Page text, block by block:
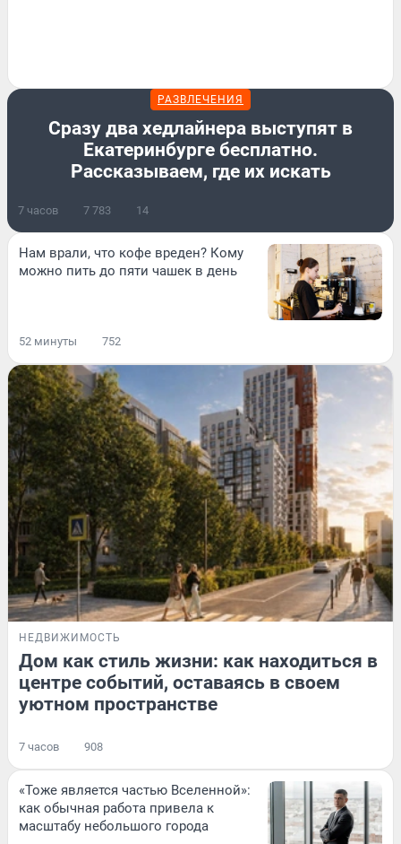
РАЗВЛЕЧЕНИЯ
Сразу два хедлайнера выступят в
Екатеринбурге бесплатно.
Рассказываем, где их искать
7 часов 7 783 14
Нам врали, что кофе вреден? Кому
можно пить до пяти чашек в день
52 минуты 752
НЕДВИЖИМОСТЬ
Дом как стиль жизни: как находиться в
центре событий, оставаясь в своем
уютном пространстве
7 часов 908
«Тоже является частью Вселенной»:
как обычная работа привела к
масштабу небольшого города